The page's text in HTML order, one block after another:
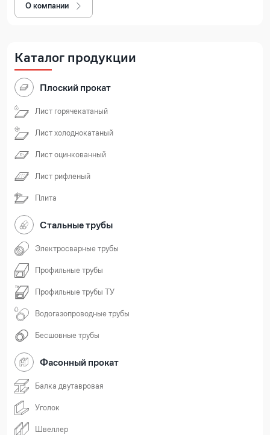
О компании
Каталог продукции
Плоский прокат
Лист горячекатаный
Лист холоднокатаный
Лист оцинкованный
Лист рифленый
Плита
Стальные трубы
Электросварные трубы
Профильные трубы
Профильные трубы ТУ
Водогазопроводные трубы
Бесшовные трубы
Фасонный прокат
Балка двутавровая
Уголок
Швеллер